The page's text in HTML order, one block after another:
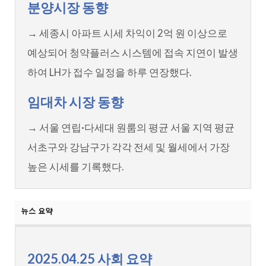
분양시장 동향
→ 세종시 아파트 시세 차익이 2억 원 이상으로
예상되어 청약플러스 시스템에 접속 지연이 발생
하여 LH가 접수 일정을 하루 연장했다.
임대차 시장 동향
→ 서울 연립·다세대 원룸의 평균 서울 지역 평균
서초구와 강남구가 각각 전세 및 월세에서 가장
높은 시세를 기록했다.
2025.04.25 사회 요약